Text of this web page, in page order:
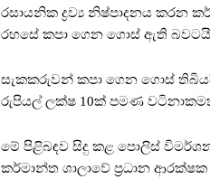
රසායනික ද්‍රව්‍ය නිෂ්පාදනය කරන
රහසේ කපා ගෙන ගොස් ඇති
සැකකරුවන් කපා ගෙන ගොස්
රුපියල් ලක්ෂ 10ක් පමණ
මේ පිළිබඳව සිදු කළ පොලිස්
කර්මාන්ත ශාලාවේ ප්‍රධාන